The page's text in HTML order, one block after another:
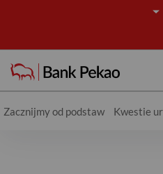
Zacznijmy od podstaw Kwestie